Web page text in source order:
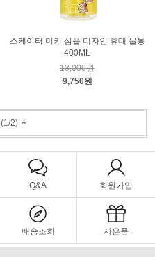
스케이터 미키 심플 디자인 휴대 물통
400ML
13,000원
9,750원
(1/2)+
Q&A 회원가입
배송조회 사은품